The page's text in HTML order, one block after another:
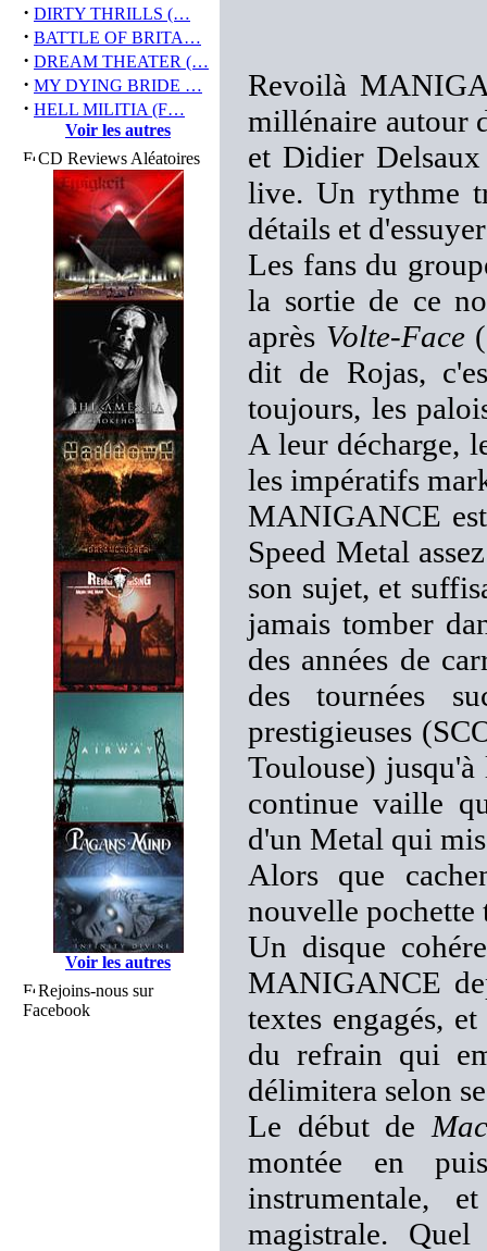
· DIRTY THRILLS (…
· BATTLE OF BRITA…
· DREAM THEATER (…
· MY DYING BRIDE …
· HELL MILITIA (F…
Voir les autres
CD Reviews Aléatoires
Voir les autres
Rejoins-nous sur
Facebook
Revoilà
millénaire autour
et Didier
live. Un rythme
détails et
Les fans du
la sortie de ce
après Volte-Face
dit de Rojas,
toujours, les
A leur décharge,
les impératifs
MANIGANCE
Speed Metal
son sujet, et
jamais tomber
des années de
des tournées
prestigieuses
Toulouse)
continue vaille
d'un Metal qui
Alors que
nouvelle pochette
Un disque
MANIGANCE
textes engagés,
du refrain qui
délimitera selon
Le début de
montée en
instrumentale,
magistrale.